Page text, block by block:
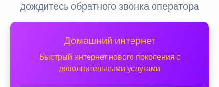
дождитесь обратного звонка оператора
Домашний интернет
Быстрый интернет нового поколения с
дополнительными услугами